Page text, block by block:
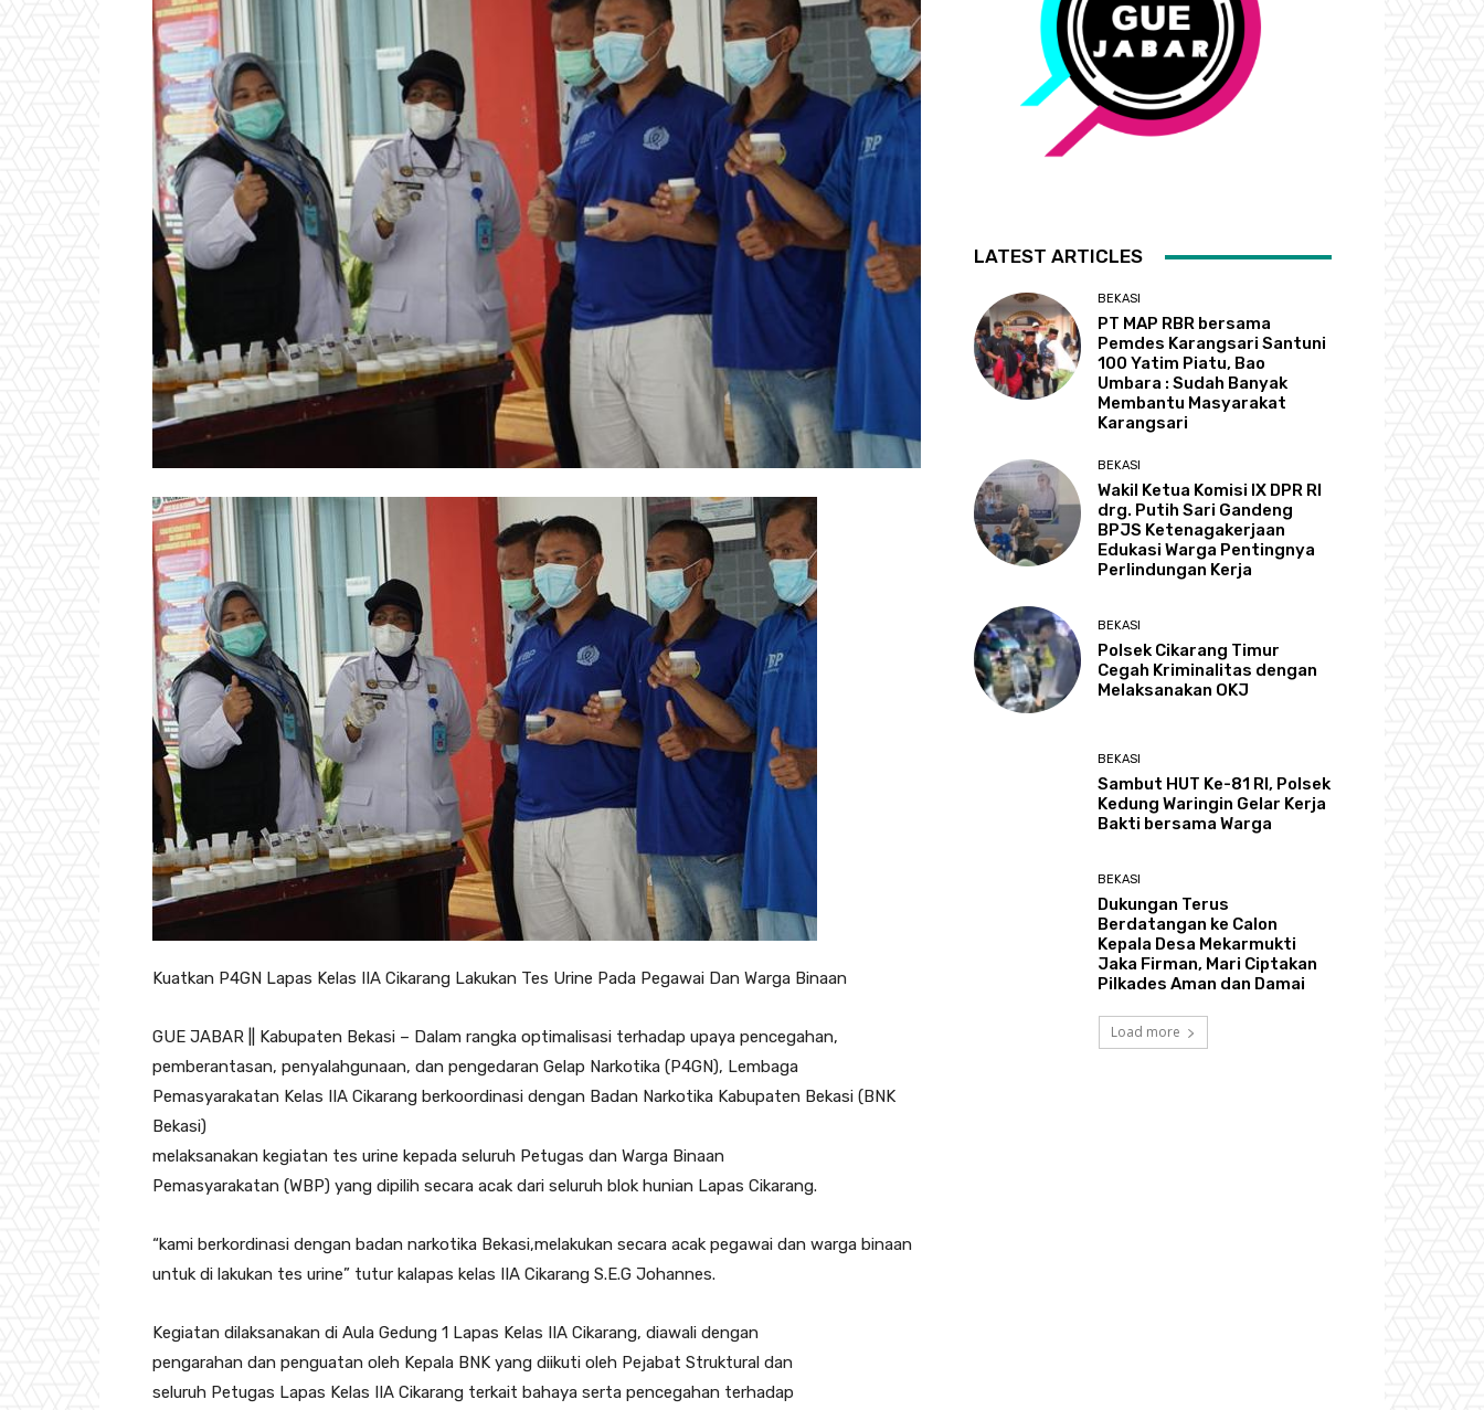
Kuatkan P4GN Lapas Kelas IIA Cikarang Lakukan Tes Urine Pada Pegawai Dan Warga Binaan
GUE JABAR || Kabupaten Bekasi – Dalam rangka optimalisasi terhadap upaya pencegahan,
pemberantasan, penyalahgunaan, dan pengedaran Gelap Narkotika (P4GN), Lembaga
Pemasyarakatan Kelas IIA Cikarang berkoordinasi dengan Badan Narkotika Kabupaten Bekasi (BNK
Bekasi)
melaksanakan kegiatan tes urine kepada seluruh Petugas dan Warga Binaan
Pemasyarakatan (WBP) yang dipilih secara acak dari seluruh blok hunian Lapas Cikarang.
“kami berkordinasi dengan badan narkotika Bekasi,melakukan secara acak pegawai dan warga binaan
untuk di lakukan tes urine” tutur kalapas kelas IIA Cikarang S.E.G Johannes.
Kegiatan dilaksanakan di Aula Gedung 1 Lapas Kelas IIA Cikarang, diawali dengan
pengarahan dan penguatan oleh Kepala BNK yang diikuti oleh Pejabat Struktural dan
seluruh Petugas Lapas Kelas IIA Cikarang terkait bahaya serta pencegahan terhadap
LATEST ARTICLES
BEKASI
PT MAP RBR bersama
Pemdes Karangsari Santuni
100 Yatim Piatu, Bao
Umbara : Sudah Banyak
Membantu Masyarakat
Karangsari
BEKASI
Wakil Ketua Komisi IX DPR RI
drg. Putih Sari Gandeng
BPJS Ketenagakerjaan
Edukasi Warga Pentingnya
Perlindungan Kerja
BEKASI
Polsek Cikarang Timur
Cegah Kriminalitas dengan
Melaksanakan OKJ
BEKASI
Sambut HUT Ke-81 RI, Polsek
Kedung Waringin Gelar Kerja
Bakti bersama Warga
BEKASI
Dukungan Terus
Berdatangan ke Calon
Kepala Desa Mekarmukti
Jaka Firman, Mari Ciptakan
Pilkades Aman dan Damai
Load more